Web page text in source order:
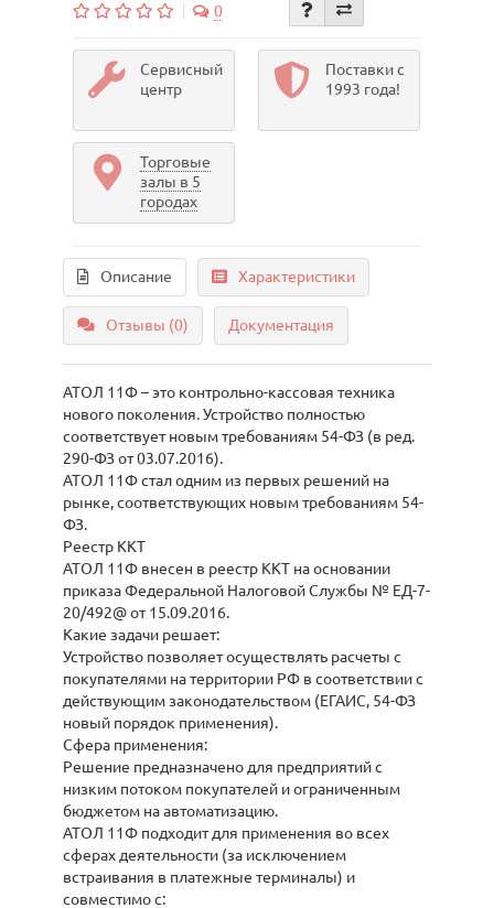
0
Сервисный
центр
Поставки с
1993 года!
Торговые
залы в 5
городах
Описание Характеристики
Отзывы (0) Документация
АТОЛ 11Ф – это контрольно-кассовая техника
нового поколения. Устройство полностью
соответствует новым требованиям 54-ФЗ (в ред.
290-ФЗ от 03.07.2016).
АТОЛ 11Ф стал одним из первых решений на
рынке, соответствующих новым требованиям 54-
ФЗ.
Реестр ККТ
АТОЛ 11Ф внесен в реестр ККТ на основании
приказа Федеральной Налоговой Службы № ЕД-7-
20/492@ от 15.09.2016.
Какие задачи решает:
Устройство позволяет осуществлять расчеты с
покупателями на территории РФ в соответствии с
действующим законодательством (ЕГАИС, 54-ФЗ
новый порядок применения).
Сфера применения:
Решение предназначено для предприятий с
низким потоком покупателей и ограниченным
бюджетом на автоматизацию.
АТОЛ 11Ф подходит для применения во всех
сферах деятельности (за исключением
встраивания в платежные терминалы) и
совместимо с: